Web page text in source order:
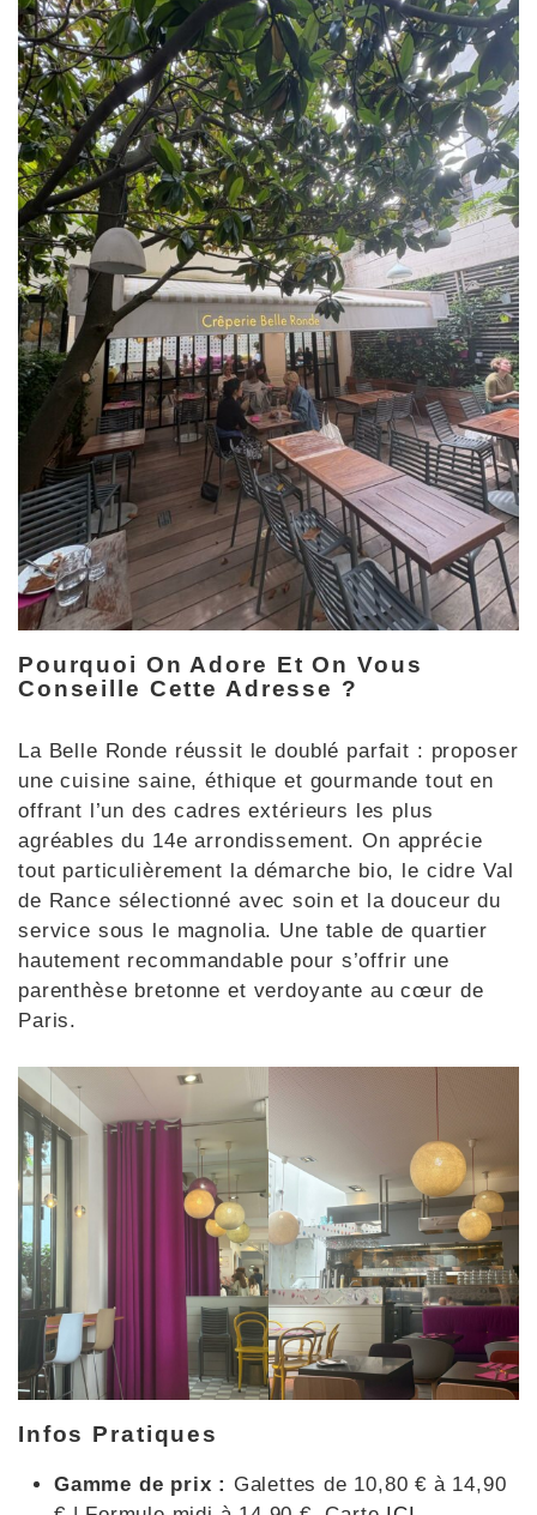
Pourquoi On Adore Et On Vous
Conseille Cette Adresse ?
La Belle Ronde réussit le doublé parfait : proposer
une cuisine saine, éthique et gourmande tout en
offrant l’un des cadres extérieurs les plus
agréables du 14e arrondissement. On apprécie
tout particulièrement la démarche bio, le cidre Val
de Rance sélectionné avec soin et la douceur du
service sous le magnolia. Une table de quartier
hautement recommandable pour s’offrir une
parenthèse bretonne et verdoyante au cœur de
Paris.
Infos Pratiques
Gamme de prix : Galettes de 10,80 € à 14,90